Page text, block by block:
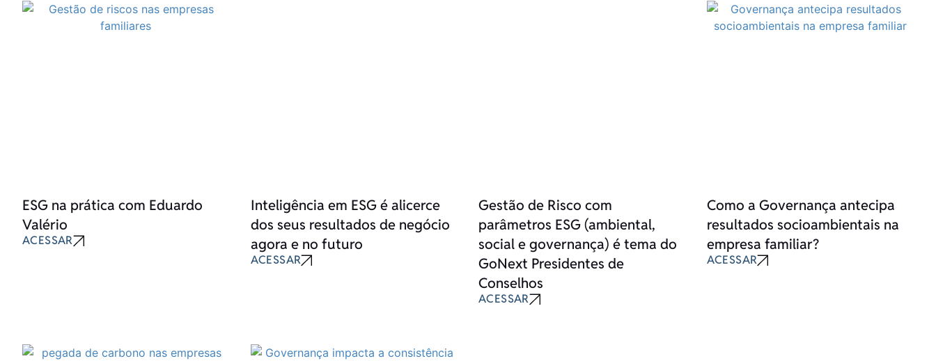
ESG na prática com Eduardo
Valério
ACESSAR
Inteligência em ESG é alicerce
dos seus resultados de negócio
agora e no futuro
ACESSAR
Gestão de Risco com
parâmetros ESG (ambiental,
social e governança) é tema do
GoNext Presidentes de
Conselhos
ACESSAR
Como a Governança antecipa
resultados socioambientais na
empresa familiar?
ACESSAR